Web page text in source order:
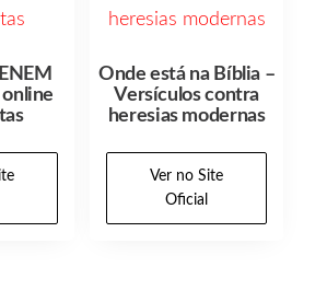
Onde está na Bíblia –
Versículos contra
heresias modernas
Ver no Site
Oficial